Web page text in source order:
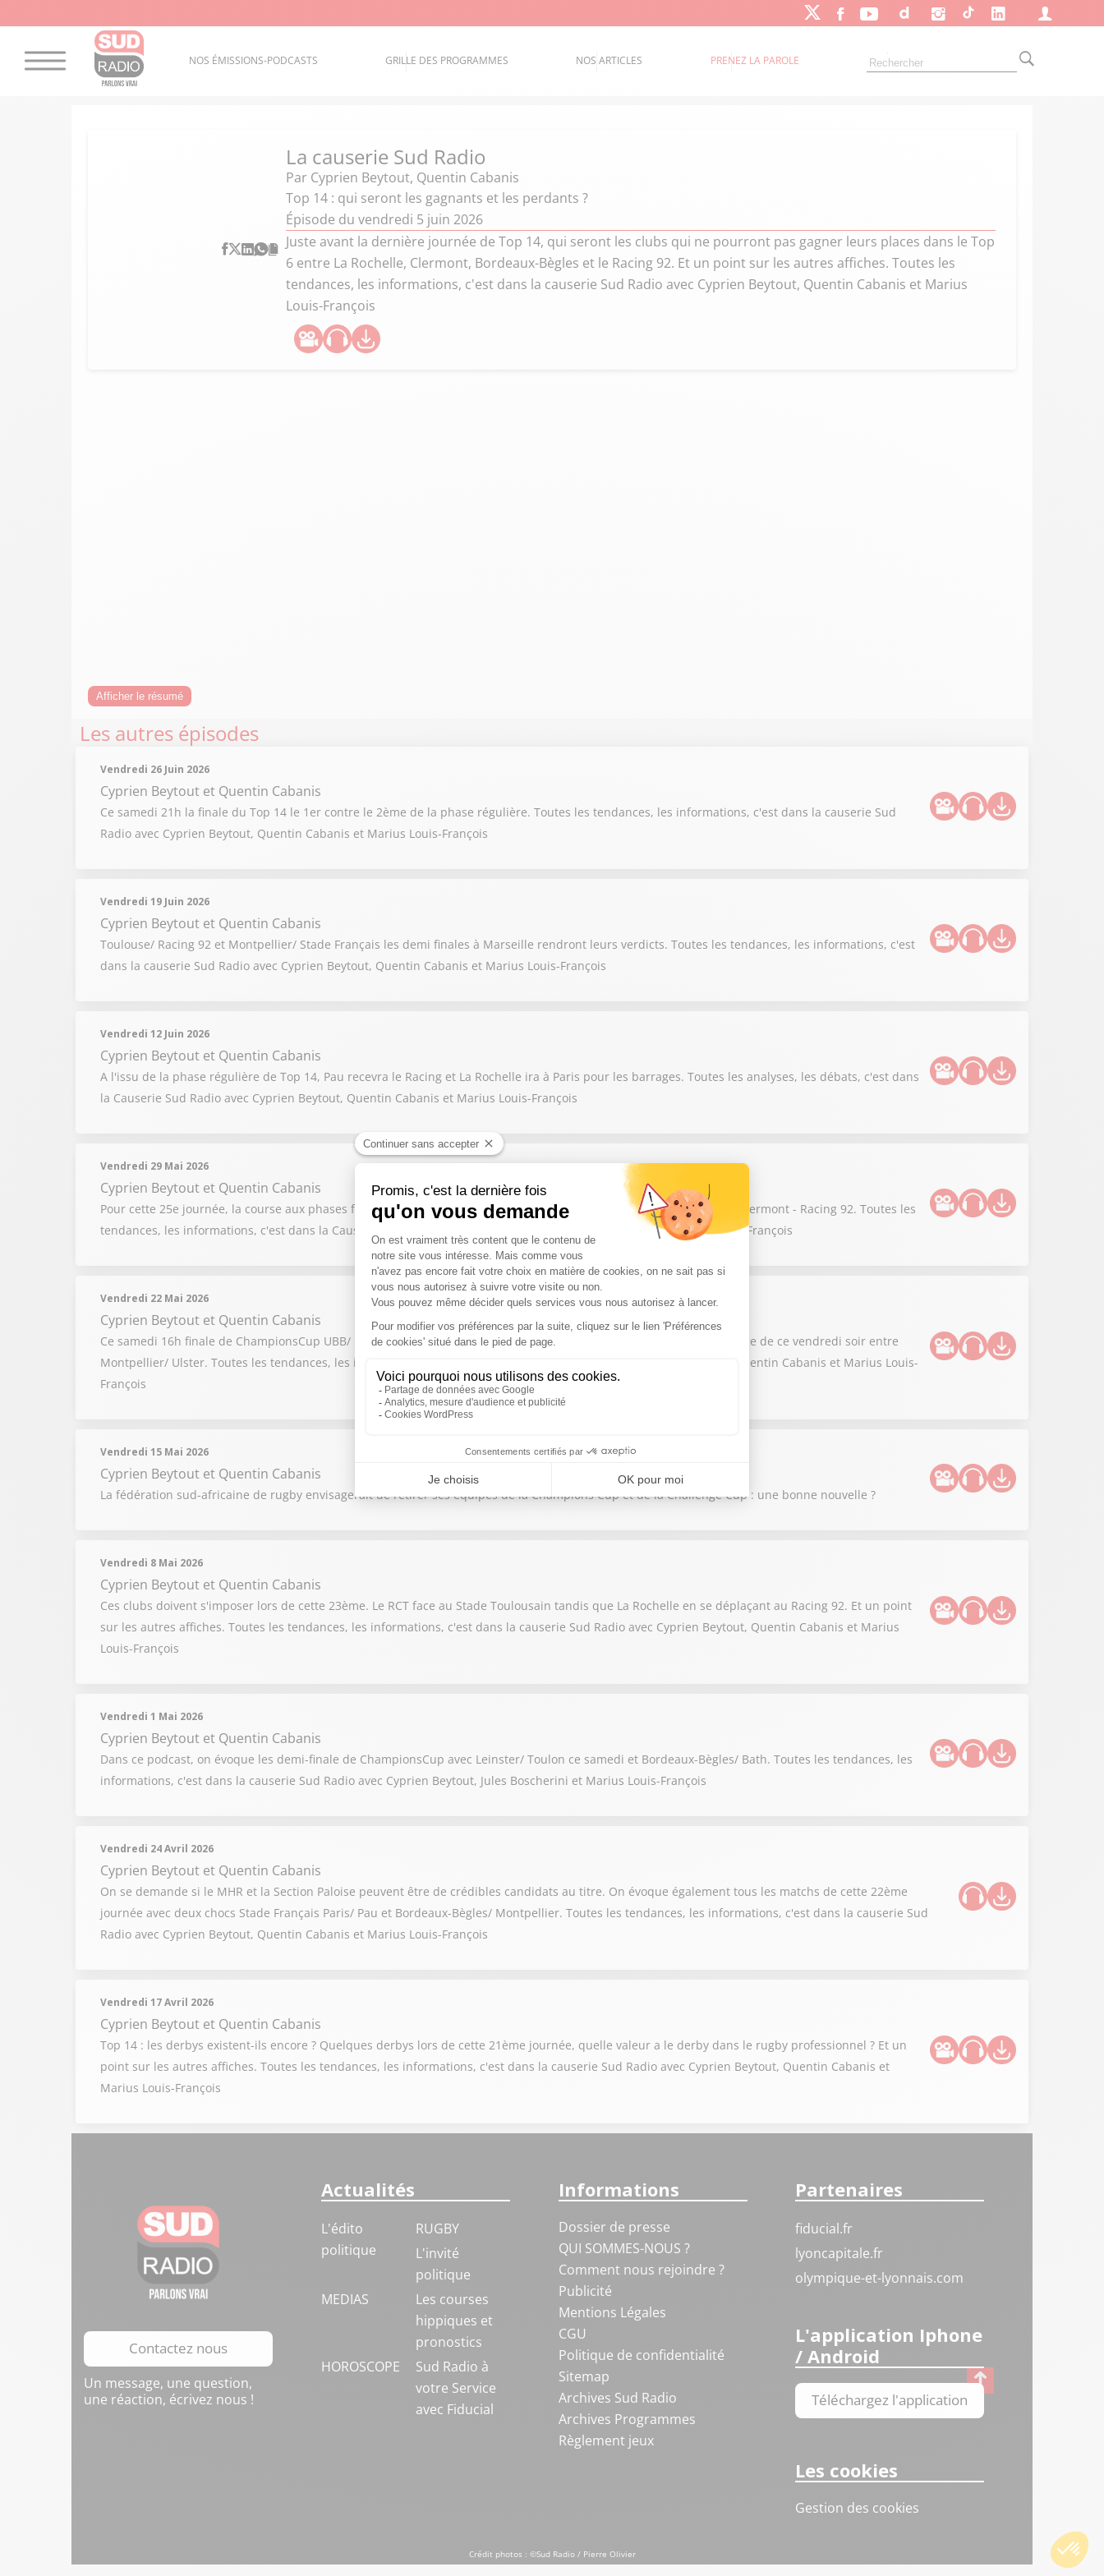
NOS ÉMISSIONS-PODCASTS GRILLE DES PROGRAMMES NOS ARTICLES PRENEZ LA PAROLE
La causerie Sud Radio
Par Cyprien Beytout, Quentin Cabanis
Top 14 : qui seront les gagnants et les perdants ?
Épisode du vendredi 5 juin 2026
Juste avant la dernière journée de Top 14, qui seront les clubs qui ne pourront pas gagner leurs places dans le Top
6 entre La Rochelle, Clermont, Bordeaux-Bègles et le Racing 92. Et un point sur les autres affiches. Toutes les
tendances, les informations, c'est dans la causerie Sud Radio avec Cyprien Beytout, Quentin Cabanis et Marius
Louis-François
Afficher le résumé
Les autres épisodes
Vendredi 26 Juin 2026
Cyprien Beytout et Quentin Cabanis
Ce samedi 21h la finale du Top 14 le 1er contre le 2ème de la phase régulière. Toutes les tendances, les informations, c'est dans la causerie Sud
Radio avec Cyprien Beytout, Quentin Cabanis et Marius Louis-François
Vendredi 19 Juin 2026
Cyprien Beytout et Quentin Cabanis
Toulouse/ Racing 92 et Montpellier/ Stade Français les demi finales à Marseille rendront leurs verdicts. Toutes les tendances, les informations, c'est
dans la causerie Sud Radio avec Cyprien Beytout, Quentin Cabanis et Marius Louis-François
Vendredi 12 Juin 2026
Cyprien Beytout et Quentin Cabanis
A l'issu de la phase régulière de Top 14, Pau recevra le Racing et La Rochelle ira à Paris pour les barrages. Toutes les analyses, les débats, c'est dans
la Causerie Sud Radio avec Cyprien Beytout, Quentin Cabanis et Marius Louis-François
Vendredi 29 Mai 2026
Cyprien Beytout et Quentin Cabanis
Pour cette 25e journée, la course aux phases finales s'intensifie avec notamment Montpellier - Pau, Toulon - UBB et Clermont - Racing 92. Toutes les
tendances, les informations, c'est dans la Causerie Sud Radio avec Cyprien Beytout Quentin Cabanis et Marius Louis-François
Vendredi 22 Mai 2026
Cyprien Beytout et Quentin Cabanis
Ce samedi 16h finale de ChampionsCup UBB/ Leinster, on détaille cette finale et on évoque aussi la finale de Challenge de ce vendredi soir entre
Montpellier/ Ulster. Toutes les tendances, les informations, c'est dans la causerie Sud Radio avec Cyprien Beytout, Quentin Cabanis et Marius Louis-
François
Vendredi 15 Mai 2026
Cyprien Beytout et Quentin Cabanis
La fédération sud-africaine de rugby envisagerait de retirer ses équipes de la Champions Cup et de la Challenge Cup : une bonne nouvelle ?
Vendredi 8 Mai 2026
Cyprien Beytout et Quentin Cabanis
Ces clubs doivent s'imposer lors de cette 23ème. Le RCT face au Stade Toulousain tandis que La Rochelle en se déplaçant au Racing 92. Et un point
sur les autres affiches. Toutes les tendances, les informations, c'est dans la causerie Sud Radio avec Cyprien Beytout, Quentin Cabanis et Marius
Louis-François
Vendredi 1 Mai 2026
Cyprien Beytout et Quentin Cabanis
Dans ce podcast, on évoque les demi-finale de ChampionsCup avec Leinster/ Toulon ce samedi et Bordeaux-Bègles/ Bath. Toutes les tendances, les
informations, c'est dans la causerie Sud Radio avec Cyprien Beytout, Jules Boscherini et Marius Louis-François
Vendredi 24 Avril 2026
Cyprien Beytout et Quentin Cabanis
On se demande si le MHR et la Section Paloise peuvent être de crédibles candidats au titre. On évoque également tous les matchs de cette 22ème
journée avec deux chocs Stade Français Paris/ Pau et Bordeaux-Bègles/ Montpellier. Toutes les tendances, les informations, c'est dans la causerie Sud
Radio avec Cyprien Beytout, Quentin Cabanis et Marius Louis-François
Vendredi 17 Avril 2026
Cyprien Beytout et Quentin Cabanis
Top 14 : les derbys existent-ils encore ? Quelques derbys lors de cette 21ème journée, quelle valeur a le derby dans le rugby professionnel ? Et un
point sur les autres affiches. Toutes les tendances, les informations, c'est dans la causerie Sud Radio avec Cyprien Beytout, Quentin Cabanis et
Marius Louis-François
Contactez nous
Un message, une question,
une réaction, écrivez nous !
Actualités
L'édito
politique
RUGBY
L'invité
politique
MEDIAS
Les courses
hippiques et
pronostics
HOROSCOPE
Sud Radio à
votre Service
avec Fiducial
Informations
Dossier de presse
QUI SOMMES-NOUS ?
Comment nous rejoindre ?
Publicité
Mentions Légales
CGU
Politique de confidentialité
Sitemap
Archives Sud Radio
Archives Programmes
Règlement jeux
Partenaires
fiducial.fr
lyoncapitale.fr
olympique-et-lyonnais.com
L'application Iphone
/ Android
Téléchargez l'application
Les cookies
Gestion des cookies
Crédit photos : ©Sud Radio / Pierre Olivier